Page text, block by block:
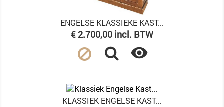
ENGELSE KLASSIEKE KAST...
Prijs
€ 2.700,00 incl. BTW

KLASSIEK ENGELSE KAST...